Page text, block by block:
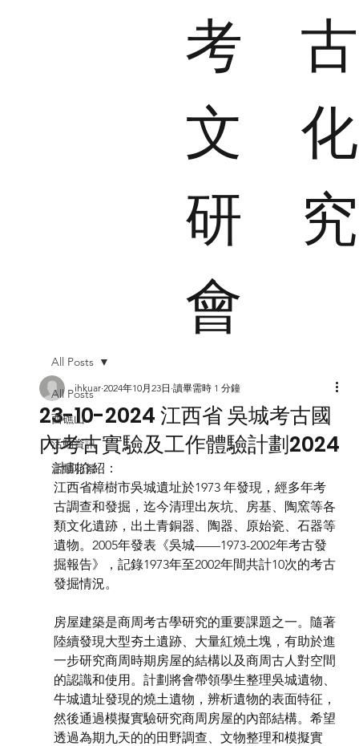
考
文
研
會
All Posts
西礁山
活動資訊
活動花絮
All Posts
23-10-2024 江西省 吳城考古國
內考古實驗及⼯作體驗計劃2024
ihkuar 2024年10月23日 讀畢需時 1 分鐘
計劃介紹：
江⻄省樟樹市吳城遺址於1973 年發現，經多年考
古調查和發掘，迄今清理出灰坑、房基、陶窯等各
類文化遺跡，出⼟青銅器、陶器、原始瓷、⽯器等
遺物。2005年發表《吳城——1973-2002年考古發
掘報告》，記錄1973年⾄2002年間共計10次的考古
發掘情況。
房屋建築是商周考古學研究的重要課題之⼀。隨著
陸續發現⼤型夯⼟遺跡、⼤量紅燒⼟塊，有助於進
⼀步研究商周時期房屋的結構以及商周古⼈對空間
的認識和使⽤。計劃將會帶領學⽣整理吳城遺物、
⽜城遺址發現的燒⼟遺物，辨析遺物的表⾯特征，
然後通過模擬實驗研究商周房屋的內部結構。希望
透過為期九天的的⽥野調查、文物整理和模擬實